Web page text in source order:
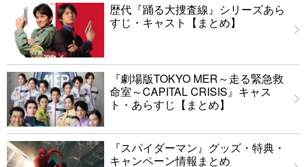
歴代『踊る大捜査線』シリーズあら
すじ・キャスト【まとめ】
『劇場版TOKYO MER～走る緊急救
命室～CAPITAL CRISIS』キャス
ト・あらすじ【まとめ】
『スパイダーマン』グッズ・特典・
キャンペーン情報まとめ